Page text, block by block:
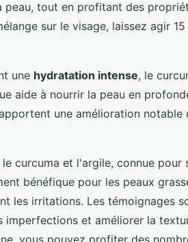
tout en profitant des
sur le visage, laissez agir
une hydratation intense, le
aide à nourrir la peau en
une amélioration
curcuma et l'argile, connue pour
bénéfique pour les peaux
les irritations. Les témoignages
imperfections et améliorer la